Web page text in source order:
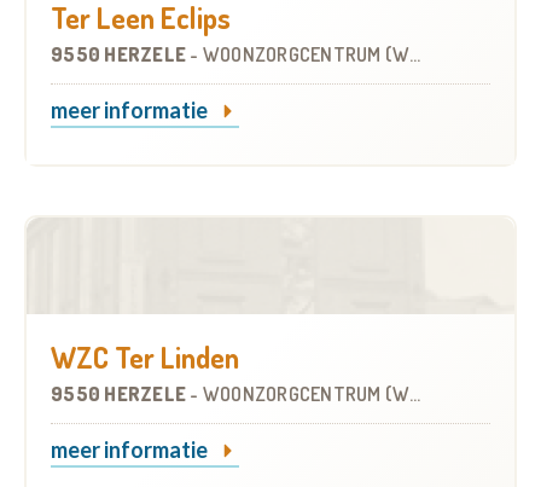
Ter Leen Eclips
9550 HERZELE - WOONZORGCENTRUM (WZC)
meer informatie
WZC Ter Linden
9550 HERZELE - WOONZORGCENTRUM (WZC)
meer informatie